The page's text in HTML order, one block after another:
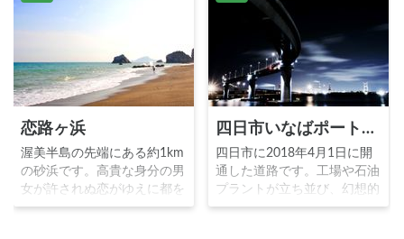
恋路ヶ浜
渥美半島の先端にある約1km
の砂浜です。高貴な身分の男
女が許されぬ恋がゆえに都を
追放され、この地に暮らした
四日市いなばポートライン
四日市に2018年4月1日に開
通した道路です。工場や石油
プラントが立ち並び、幻想的
な四日市の工場夜景の中で、